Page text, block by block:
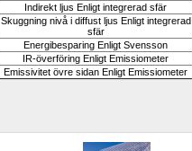
Indirekt ljus Enligt integrerad sfär
Skuggning nivå i diffust ljus Enligt integrerad
sfär
Energibesparing Enligt Svensson
IR-överföring Enligt Emissiometer
Emissivitet övre sidan Enligt Emissiometer